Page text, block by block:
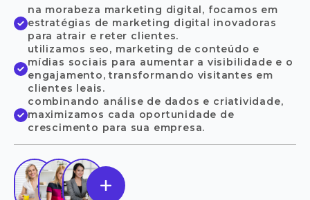
na morabeza marketing digital, focamos em
estratégias de marketing digital inovadoras
para atrair e reter clientes.
utilizamos seo, marketing de conteúdo e
mídias sociais para aumentar a visibilidade e o
engajamento, transformando visitantes em
clientes leais.
combinando análise de dados e criatividade,
maximizamos cada oportunidade de
crescimento para sua empresa.